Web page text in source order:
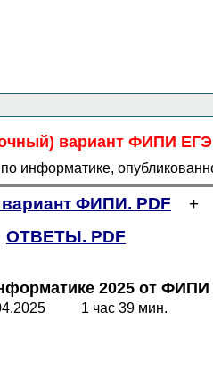
вариант ФИПИ ЕГЭ
информатике,
ФИПИ. PDF +
ОТВЕТЫ. PDF
2025 от ФИПИ
1 час 39 мин.